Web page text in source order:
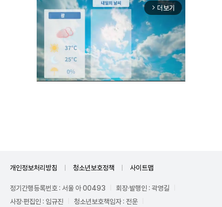
arrow_forward_ios 더보기
개인정보처리방침 청소년보호정책 사이트맵
정기간행등록번호 : 서울 아 00493
회장·발행인 : 곽영길
사장·편집인 : 임규진
청소년보호책임자 : 전운